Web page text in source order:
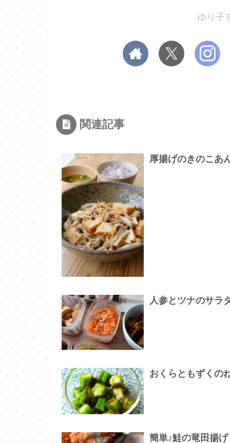
ゆり子
関連記事
厚揚げのきのこあ
人参とツナのサラ
おくらともずくの
簡単♪鮭の竜田揚